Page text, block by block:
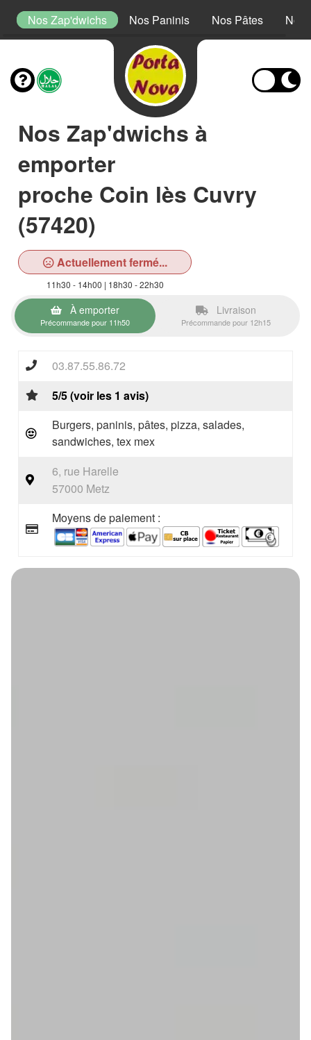
Nos Zap'dwichs Nos Paninis Nos Pâtes Nos
Nos Zap'dwichs à
emporter
proche Coin lès Cuvry
(57420)
Actuellement fermé...
11h30 - 14h00 | 18h30 - 22h30
À emporter
Précommande pour 11h50
Livraison
Précommande pour 12h15
03.87.55.86.72
5/5 (voir les 1 avis)
Burgers, paninis, pâtes, pizza, salades,
sandwiches, tex mex
6, rue Harelle
57000 Metz
Moyens de paiement :